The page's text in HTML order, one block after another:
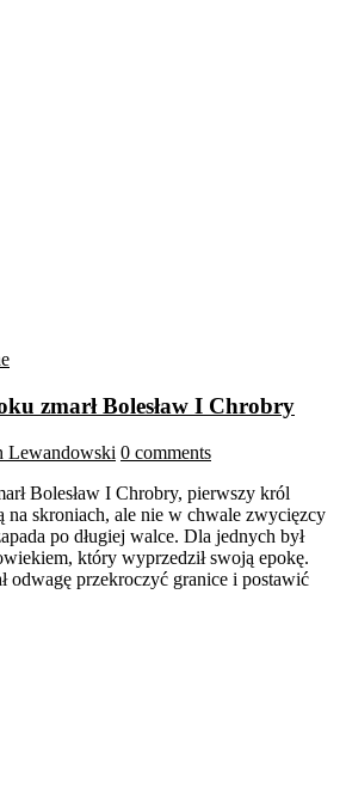
zmarł Bolesław I Chrobry
Lewandowski 0 comments
Bolesław I Chrobry, pierwszy król
na skroniach, ale nie w chwale zwycięzcy
po długiej walce. Dla jednych był
który wyprzedził swoją epokę.
odwagę przekroczyć granice i postawić